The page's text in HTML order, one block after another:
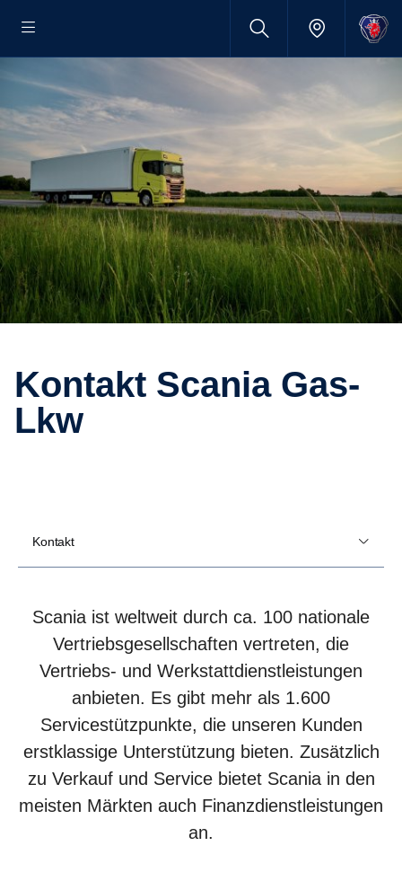
Kontakt Scania Gas-
Lkw
Kontakt
Scania ist weltweit durch ca. 100 nationale
Vertriebsgesellschaften vertreten, die
Vertriebs- und Werkstattdienstleistungen
anbieten. Es gibt mehr als 1.600
Servicestützpunkte, die unseren Kunden
erstklassige Unterstützung bieten. Zusätzlich
zu Verkauf und Service bietet Scania in den
meisten Märkten auch Finanzdienstleistungen
an.